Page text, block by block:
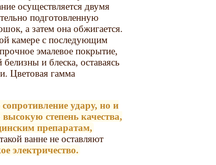
осуществляется двумя
подготовленную
а затем она обжигается.
камере с последующим
эмалевое покрытие,
и блеска, оставаясь
Цветовая гамма
удару, но и
степень качества,
препаратам,
ванне не оставляют
электричество.